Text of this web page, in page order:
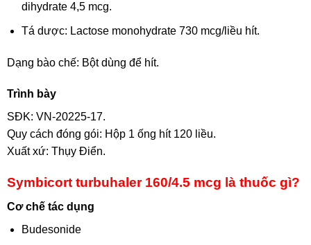
dihydrate 4,5 mcg.
Tá dược: Lactose monohydrate 730 mcg/liều hít.
Dạng bào chế: Bột dùng để hít.
Trình bày
SĐK: VN-20225-17.
Quy cách đóng gói: Hộp 1 ống hít 120 liều.
Xuất xứ: Thụy Điển.
Symbicort turbuhaler 160/4.5 mcg là thuốc gì?
Cơ chế tác dụng
Budesonide